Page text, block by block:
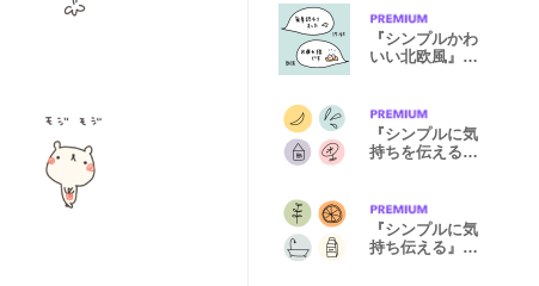
『シンプルかわ
いい北欧風』敬
『シンプルに気
持ちを伝える』
『シンプルに気
持ち伝える』北